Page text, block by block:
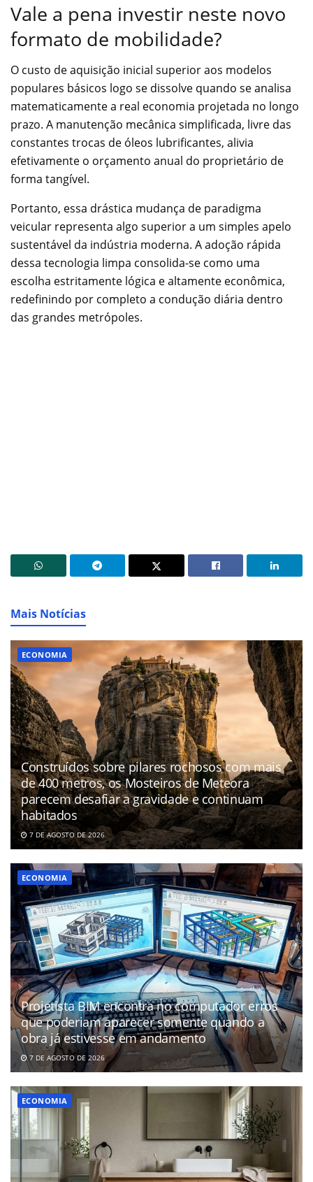
Vale a pena investir neste novo
formato de mobilidade?
O custo de aquisição inicial superior aos modelos
populares básicos logo se dissolve quando se analisa
matematicamente a real economia projetada no longo
prazo. A manutenção mecânica simplificada, livre das
constantes trocas de óleos lubrificantes, alivia
efetivamente o orçamento anual do proprietário de
forma tangível.
Portanto, essa drástica mudança de paradigma
veicular representa algo superior a um simples apelo
sustentável da indústria moderna. A adoção rápida
dessa tecnologia limpa consolida-se como uma
escolha estritamente lógica e altamente econômica,
redefinindo por completo a condução diária dentro
das grandes metrópoles.
Mais Notícias
ECONOMIA
Construídos sobre pilares rochosos com mais
de 400 metros, os Mosteiros de Meteora
parecem desafiar a gravidade e continuam
habitados
7 DE AGOSTO DE 2026
ECONOMIA
Projetista BIM encontra no computador erros
que poderiam aparecer somente quando a
obra já estivesse em andamento
7 DE AGOSTO DE 2026
ECONOMIA